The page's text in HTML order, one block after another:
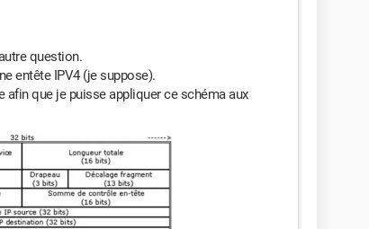
question.
entête IPV4 (je suppose).
afin que je puisse appliquer ce schéma aux